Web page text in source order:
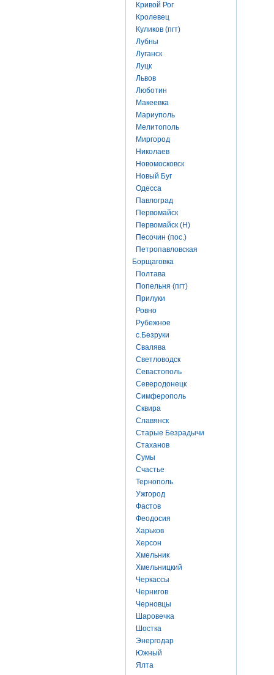
Кривой Рог
Кролевец
Куликов (пгт)
Лубны
Луганск
Луцк
Львов
Люботин
Макеевка
Мариуполь
Мелитополь
Миргород
Николаев
Новомосковск
Новый Буг
Одесса
Павлоград
Первомайск
Первомайск (Н)
Песочин (пос.)
Петропавловская
Борщаговка
Полтава
Попельня (пгт)
Прилуки
Ровно
Рубежное
с.Безруки
Свалява
Светловодск
Севастополь
Северодонецк
Симферополь
Сквира
Славянск
Старые Безрадычи
Стаханов
Сумы
Счастье
Тернополь
Ужгород
Фастов
Феодосия
Харьков
Херсон
Хмельник
Хмельницкий
Черкассы
Чернигов
Черновцы
Шаровечка
Шостка
Энергодар
Южный
Ялта